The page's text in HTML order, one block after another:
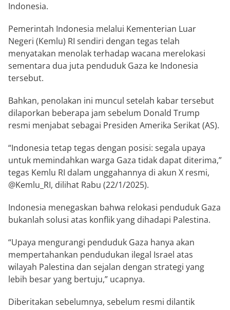
Indonesia.
Pemerintah Indonesia melalui Kementerian Luar
Negeri (Kemlu) RI sendiri dengan tegas telah
menyatakan menolak terhadap wacana merelokasi
sementara dua juta penduduk Gaza ke Indonesia
tersebut.
Bahkan, penolakan ini muncul setelah kabar tersebut
dilaporkan beberapa jam sebelum Donald Trump
resmi menjabat sebagai Presiden Amerika Serikat (AS).
“Indonesia tetap tegas dengan posisi: segala upaya
untuk memindahkan warga Gaza tidak dapat diterima,”
tegas Kemlu RI dalam unggahannya di akun X resmi,
@Kemlu_RI, dilihat Rabu (22/1/2025).
Indonesia menegaskan bahwa relokasi penduduk Gaza
bukanlah solusi atas konflik yang dihadapi Palestina.
“Upaya mengurangi penduduk Gaza hanya akan
mempertahankan pendudukan ilegal Israel atas
wilayah Palestina dan sejalan dengan strategi yang
lebih besar yang bertuju,” ucapnya.
Diberitakan sebelumnya, sebelum resmi dilantik